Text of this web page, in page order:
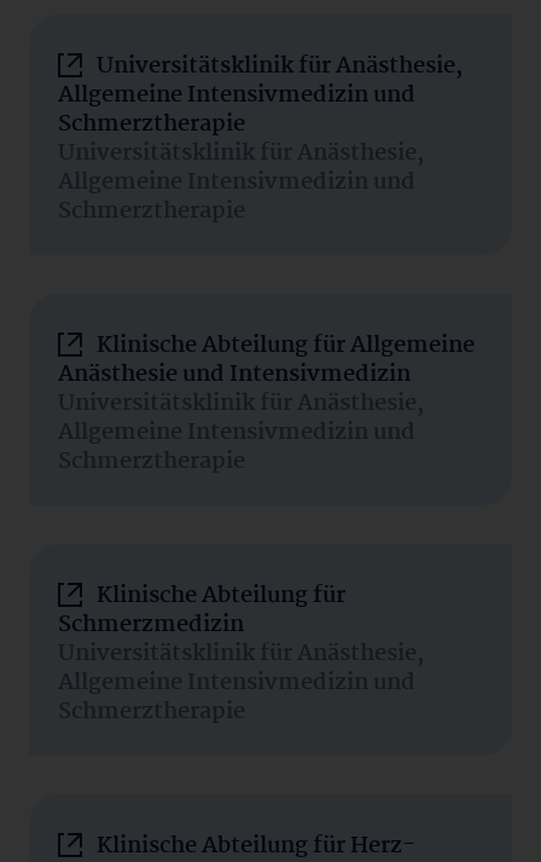
Universitätsklinik für Anästhesie,
Allgemeine Intensivmedizin und
Schmerztherapie
Universitätsklinik für Anästhesie,
Allgemeine Intensivmedizin und
Schmerztherapie
Klinische Abteilung für Allgemeine
Anästhesie und Intensivmedizin
Universitätsklinik für Anästhesie,
Allgemeine Intensivmedizin und
Schmerztherapie
Klinische Abteilung für
Schmerzmedizin
Universitätsklinik für Anästhesie,
Allgemeine Intensivmedizin und
Schmerztherapie
Klinische Abteilung für Herz-